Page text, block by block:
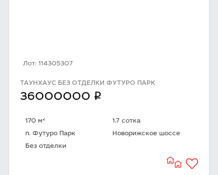
Лот: 114305307
ТАУНХАУС БЕЗ ОТДЕЛКИ ФУТУРО ПАРК
36000000 q
170 м2
1.7 сотка
п. Футуро Парк
Новорижское шоссе
Без отделки